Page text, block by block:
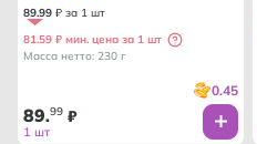
89.99 ₽ за 1 шт
81.59 ₽ мин. цена за 1 шт
Масса нетто: 230 г
0.45
89.99 ₽
1 шт